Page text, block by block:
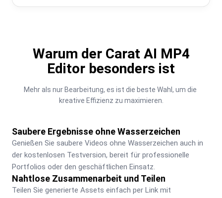
Warum der Carat AI MP4
Editor besonders ist
Mehr als nur Bearbeitung, es ist die beste Wahl, um die
kreative Effizienz zu maximieren.
Saubere Ergebnisse ohne Wasserzeichen
Genießen Sie saubere Videos ohne Wasserzeichen auch in
der kostenlosen Testversion, bereit für professionelle
Portfolios oder den geschäftlichen Einsatz.
Nahtlose Zusammenarbeit und Teilen
Teilen Sie generierte Assets einfach per Link mit